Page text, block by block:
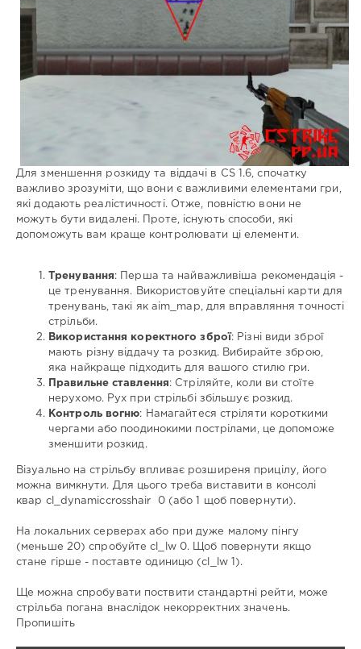
Для зменшення розкиду та віддачі в CS 1.6, спочатку
важливо зрозуміти, що вони є важливими елементами гри,
які додають реалістичності. Отже, повністю вони не
можуть бути видалені. Проте, існують способи, які
допоможуть вам краще контролювати ці елементи.
Тренування: Перша та найважливіша рекомендація -
це тренування. Використовуйте спеціальні карти для
тренувань, такі як aim_map, для вправляння точності
стрільби.
Використання коректного зброї: Різні види зброї
мають різну віддачу та розкид. Вибирайте зброю,
яка найкраще підходить для вашого стилю гри.
Правильне ставлення: Стріляйте, коли ви стоїте
нерухомо. Рух при стрільбі збільшує розкид.
Контроль вогню: Намагайтеся стріляти короткими
чергами або поодинокими пострілами, це допоможе
зменшити розкид.
Візуально на стрільбу впливає розширеня прицілу, його
можна вимкнути. Для цього треба виставити в консолі
квар cl_dynamiccrosshair 0 (або 1 щоб повернути).
На локальних серверах або при дуже малому пінгу
(меньше 20) спробуйте cl_lw 0. Щоб повернути якщо
стане гірше - поставте одиницю (cl_lw 1).
Ще можна спробувати поствити стандартні рейти, може
стрільба погана внаслідок некорректних значень.
Пропишіть